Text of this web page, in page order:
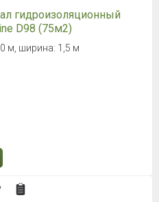
гидроизоляционный
D98 (75м2)
м, ширина: 1,5 м